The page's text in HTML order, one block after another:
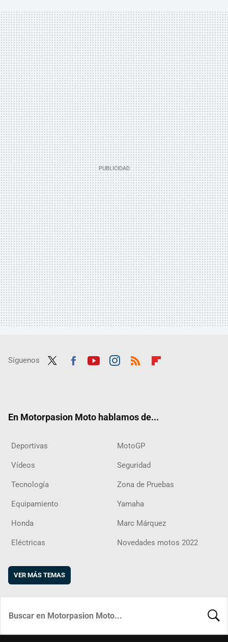
Síguenos
En Motorpasion Moto hablamos de...
Deportivas MotoGP
Vídeos Seguridad
Tecnología Zona de Pruebas
Equipamiento Yamaha
Honda Marc Márquez
Eléctricas Novedades motos 2022
VER MÁS TEMAS